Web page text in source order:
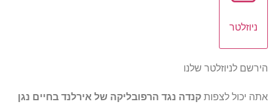
ניוזלטר
הירשם לניוזלטר שלנו
אתה יכול לצפות קנדה נגד הרפובליקה של אירלנד בחיים נגן